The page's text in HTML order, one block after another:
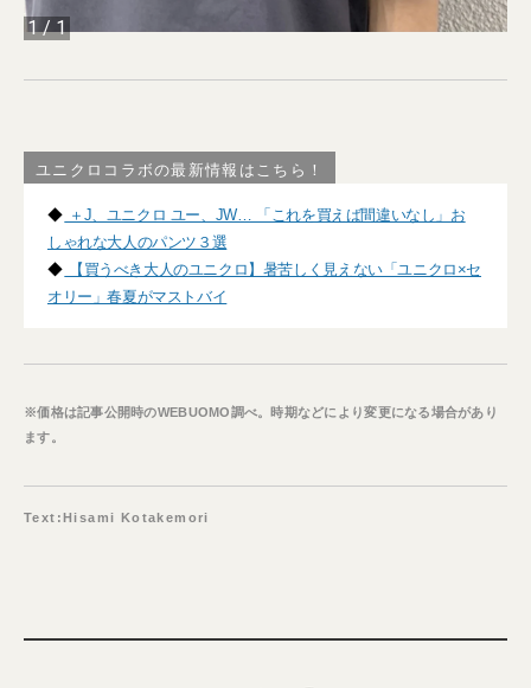
1/1
ユニクロコラボの最新情報はこちら！
◆ ＋J、ユニクロ ユー、JW… 「これを買えば間違いなし」お
しゃれな大人のパンツ３選
◆ 【買うべき大人のユニクロ】暑苦しく見えない「ユニクロ×セ
オリー」春夏がマストバイ
※価格は記事公開時のWEBUOMO調べ。時期などにより変更になる場合があり
ます。
Text:Hisami Kotakemori